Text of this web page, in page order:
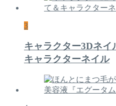
3
キャラクター3Dネイ
キャラクターネイル